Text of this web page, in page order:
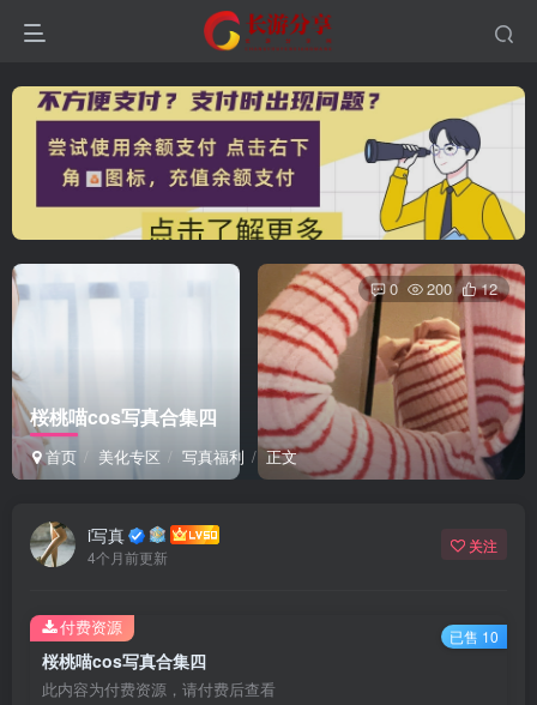
桜桃喵cos写真合集四
首页 美化专区 写真福利 正文
0 200 12
i写真
4个月前更新
关注
桜桃喵cos写真合集四
此内容为付费资源，请付费后查看
付费资源 已售 10